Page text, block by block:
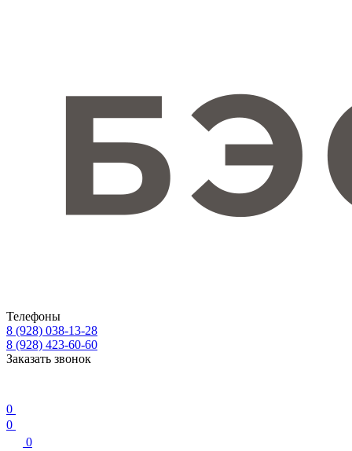
Телефоны
8 (928) 038-13-28
8 (928) 423-60-60
Заказать звонок
0
0
0